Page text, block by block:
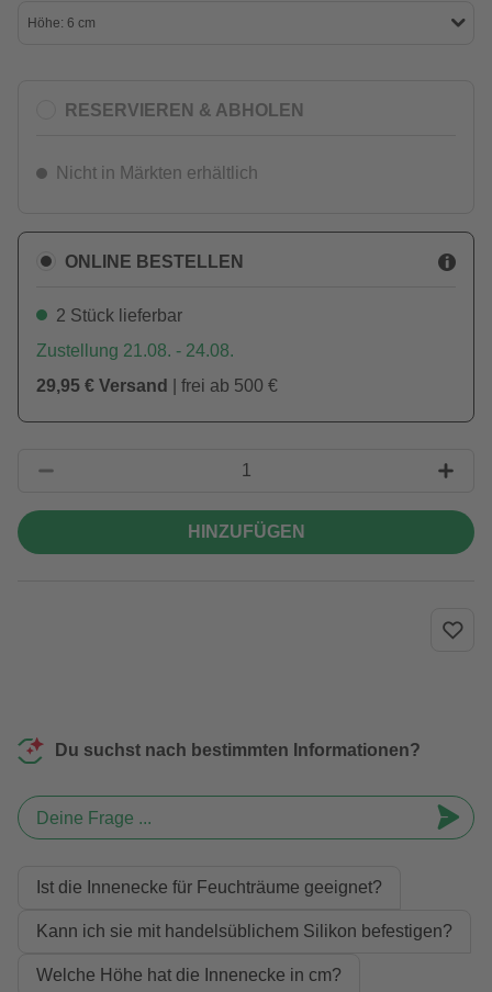
Höhe: 6 cm
RESERVIEREN & ABHOLEN
Nicht in Märkten erhältlich
ONLINE BESTELLEN
2 Stück lieferbar
Zustellung 21.08. - 24.08.
29,95 € Versand
| frei ab 500 €
HINZUFÜGEN
Du suchst nach bestimmten Informationen?
Deine Frage ...
Ist die Innenecke für Feuchträume geeignet?
Kann ich sie mit handelsüblichem Silikon befestigen?
Welche Höhe hat die Innenecke in cm?